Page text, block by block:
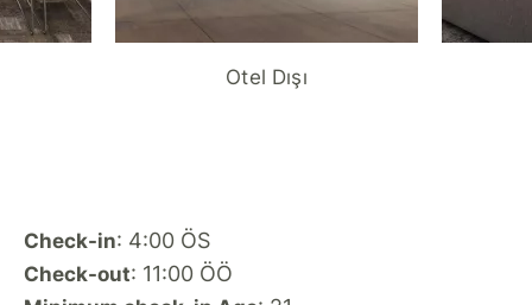
Otel Dışı
Check-in: 4:00 ÖS
Check-out: 11:00 ÖÖ